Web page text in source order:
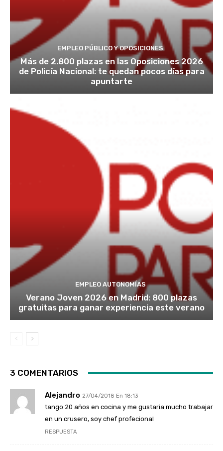
EMPLEO PÚBLICO Y OPOSICIONES
Más de 2.800 plazas en las Oposiciones 2026
de Policía Nacional: te quedan pocos días para
apuntarte
EMPLEO AUTONOMÍAS
Verano Joven 2026 en Madrid: 800 plazas
gratuitas para ganar experiencia este verano
3 COMENTARIOS
Alejandro 27/04/2018 En 18:13
tango 20 años en cocina y me gustaria mucho trabajar
en un crusero, soy chef profecional
RESPUESTA